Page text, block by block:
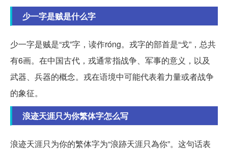
少一字是贼是什么字
少一字是贼是“戎”字，读作róng。戎字的部首是“戈”，总共
有6画。在中国古代，戎通常指战争、军事的意义，以及
武器、兵器的概念。戎在语境中可能代表着力量或者战争
的象征。
浪迹天涯只为你繁体字怎么写
浪迹天涯只为你的繁体字为“浪跡天涯只為你”。这句话表